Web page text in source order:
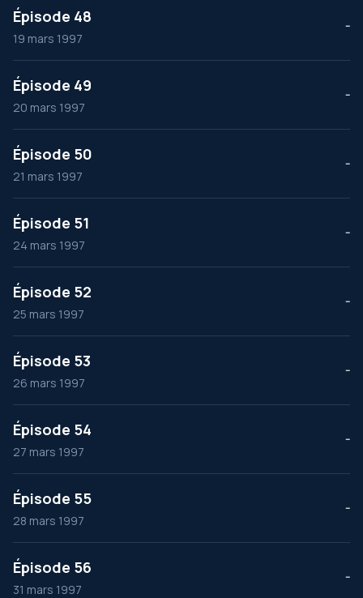
Épisode 48
19 mars 1997
--
Épisode 49
20 mars 1997
--
Épisode 50
21 mars 1997
--
Épisode 51
24 mars 1997
--
Épisode 52
25 mars 1997
--
Épisode 53
26 mars 1997
--
Épisode 54
27 mars 1997
--
Épisode 55
28 mars 1997
--
Épisode 56
31 mars 1997
--